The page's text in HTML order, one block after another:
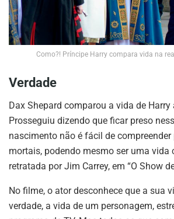
Como?! Príncipe Harry compara vida na
Verdade
Dax Shepard comparou a vida de Harry
Prosseguiu dizendo que ficar preso
nascimento não é fácil de
mortais, podendo mesmo ser uma vida
retratada por Jim Carrey, em “O Show
No filme, o ator desconhece que a sua
verdade, a vida de um personagem,